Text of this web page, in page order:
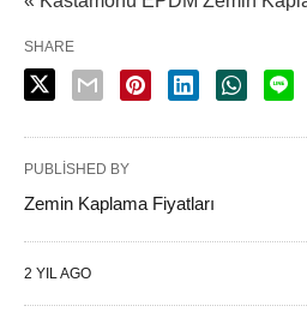
SHARE
PUBLISHED BY
Zemin Kaplama Fiyatları
2 YIL AGO